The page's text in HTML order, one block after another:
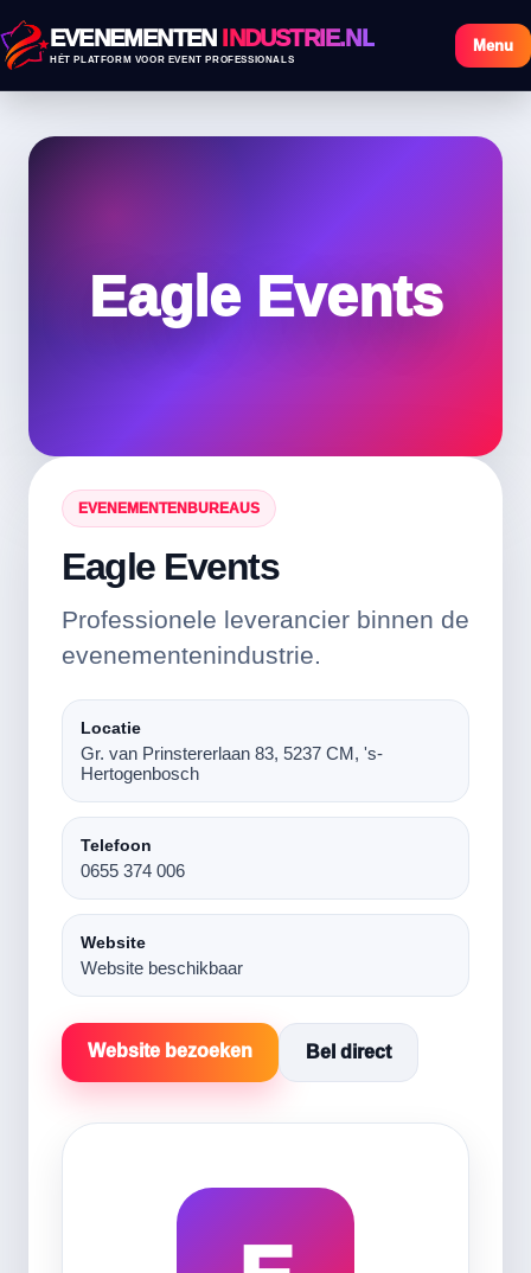
EVENEMENTEN INDUSTRIE.NL
HÉT PLATFORM VOOR EVENT PROFESSIONALS
Menu
Eagle Events
EVENEMENTENBUREAUS
Eagle Events
Professionele leverancier binnen de
evenementenindustrie.
Locatie
Gr. van Prinstererlaan 83, 5237 CM, 's-
Hertogenbosch
Telefoon
0655 374 006
Website
Website beschikbaar
Website bezoeken Bel direct